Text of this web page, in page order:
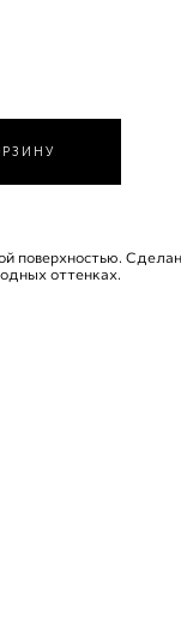
поверхностью.
оттенках.